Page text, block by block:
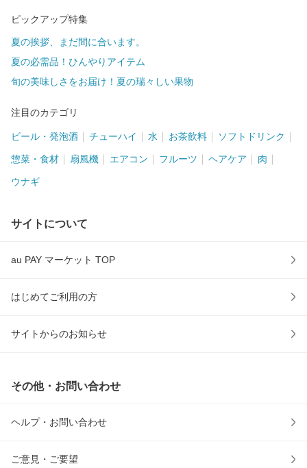
ピックアップ特集
夏の挨拶、まだ間に合います。
夏の必需品！ひんやりアイテム
旬の美味しさをお届け！夏の瑞々しい果物
注目のカテゴリ
ビール・発泡酒 チューハイ 水 お茶飲料 ソフトドリンク
惣菜・食材 扇風機 エアコン フルーツ ヘアケア 肉
ウナギ
サイトについて
au PAY マーケット TOP
はじめてご利用の方
サイトからのお知らせ
その他・お問い合わせ
ヘルプ・お問い合わせ
ご意見・ご要望